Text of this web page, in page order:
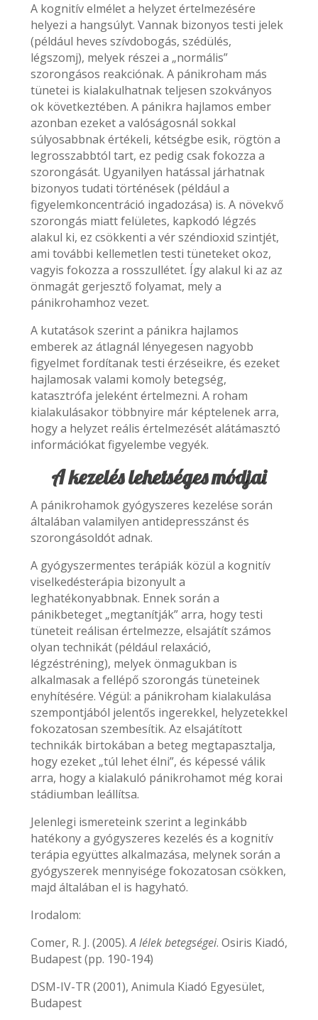
A kognitív elmélet a helyzet értelmezésére
helyezi a hangsúlyt. Vannak bizonyos testi jelek
(például heves szívdobogás, szédülés,
légszomj), melyek részei a „normális”
szorongásos reakciónak. A pánikroham más
tünetei is kialakulhatnak teljesen szokványos
ok következtében. A pánikra hajlamos ember
azonban ezeket a valóságosnál sokkal
súlyosabbnak értékeli, kétségbe esik, rögtön a
legrosszabbtól tart, ez pedig csak fokozza a
szorongását. Ugyanilyen hatással járhatnak
bizonyos tudati történések (például a
figyelemkoncentráció ingadozása) is. A növekvő
szorongás miatt felületes, kapkodó légzés
alakul ki, ez csökkenti a vér széndioxid szintjét,
ami további kellemetlen testi tüneteket okoz,
vagyis fokozza a rosszullétet. Így alakul ki az az
önmagát gerjesztő folyamat, mely a
pánikrohamhoz vezet.
A kutatások szerint a pánikra hajlamos
emberek az átlagnál lényegesen nagyobb
figyelmet fordítanak testi érzéseikre, és ezeket
hajlamosak valami komoly betegség,
katasztrófa jeleként értelmezni. A roham
kialakulásakor többnyire már képtelenek arra,
hogy a helyzet reális értelmezését alátámasztó
információkat figyelembe vegyék.
A kezelés lehetséges módjai
A pánikrohamok gyógyszeres kezelése során
általában valamilyen antidepresszánst és
szorongásoldót adnak.
A gyógyszermentes terápiák közül a kognitív
viselkedésterápia bizonyult a
leghatékonyabbnak. Ennek során a
pánikbeteget „megtanítják” arra, hogy testi
tüneteit reálisan értelmezze, elsajátít számos
olyan technikát (például relaxáció,
légzéstréning), melyek önmagukban is
alkalmasak a fellépő szorongás tüneteinek
enyhítésére. Végül: a pánikroham kialakulása
szempontjából jelentős ingerekkel, helyzetekkel
fokozatosan szembesítik. Az elsajátított
technikák birtokában a beteg megtapasztalja,
hogy ezeket „túl lehet élni”, és képessé válik
arra, hogy a kialakuló pánikrohamot még korai
stádiumban leállítsa.
Jelenlegi ismereteink szerint a leginkább
hatékony a gyógyszeres kezelés és a kognitív
terápia együttes alkalmazása, melynek során a
gyógyszerek mennyisége fokozatosan csökken,
majd általában el is hagyható.
Irodalom:
Comer, R. J. (2005).A lélek betegségei. Osiris Kiadó,
Budapest (pp. 190-194)
DSM-IV-TR (2001), Animula Kiadó Egyesület,
Budapest